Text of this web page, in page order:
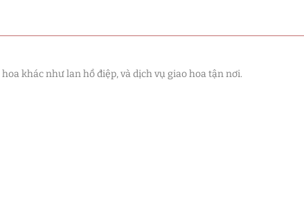
khác như lan hồ điệp, và dịch vụ giao hoa tận nơi.